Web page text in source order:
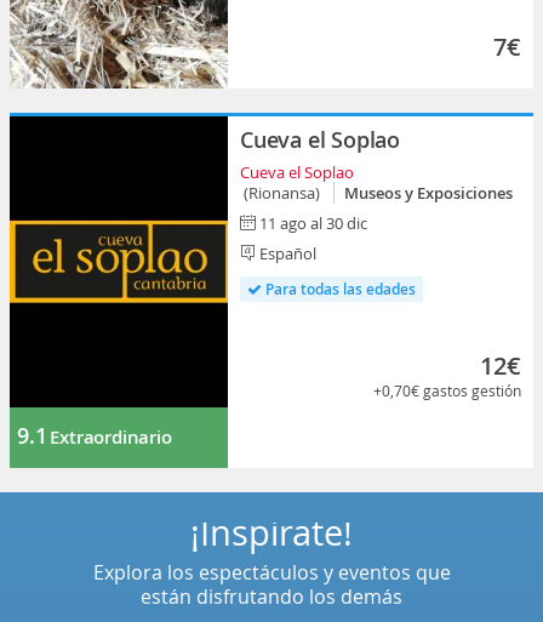
7€
9.1 Extraordinario
Cueva el Soplao
Cueva el Soplao
(Rionansa)
Museos y Exposiciones
11 ago al 30 dic
Español
Para todas las edades
12€
+0,70€gastos gestión
¡Inspírate!
Explora los espectáculos y eventos que
están disfrutando los demás